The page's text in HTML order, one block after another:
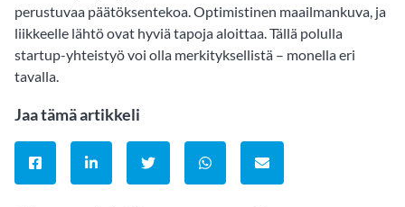
perustuvaa päätöksentekoa. Optimistinen maailmankuva, ja
liikkeelle lähtö ovat hyviä tapoja aloittaa. Tällä polulla
startup-yhteistyö voi olla merkityksellistä – monella eri
tavalla.
Jaa tämä artikkeli
Jaa Facebookissa
Jaa LinkedInissä
Jaa TwitterissäJaa WhatsAppissa
Jaa sähköpostitse